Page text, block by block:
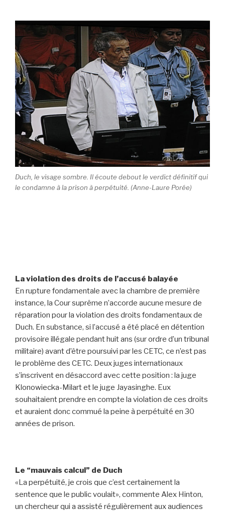
Duch, le visage sombre. Il écoute debout le verdict définitif qui
le condamne à la prison à perpétuité. (Anne-Laure Porée)
La violation des droits de l’accusé balayée
En rupture fondamentale avec la chambre de première
instance, la Cour suprême n’accorde aucune mesure de
réparation pour la violation des droits fondamentaux de
Duch. En substance, si l’accusé a été placé en détention
provisoire illégale pendant huit ans (sur ordre d’un tribunal
militaire) avant d’être poursuivi par les CETC, ce n’est pas
le problème des CETC. Deux juges internationaux
s’inscrivent en désaccord avec cette position : la juge
Klonowiecka-Milart et le juge Jayasinghe. Eux
souhaitaient prendre en compte la violation de ces droits
et auraient donc commué la peine à perpétuité en 30
années de prison.
Le “mauvais calcul” de Duch
«La perpétuité, je crois que c’est certainement la
sentence que le public voulait», commente Alex Hinton,
un chercheur qui a assisté régulièrement aux audiences